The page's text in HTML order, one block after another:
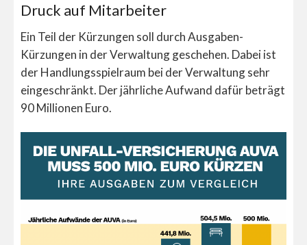
Druck auf Mitarbeiter
Ein Teil der Kürzungen soll durch Ausgaben-
Kürzungen in der Verwaltung geschehen. Dabei ist
der Handlungsspielraum bei der Verwaltung sehr
eingeschränkt. Der jährliche Aufwand dafür beträgt
90 Millionen Euro.